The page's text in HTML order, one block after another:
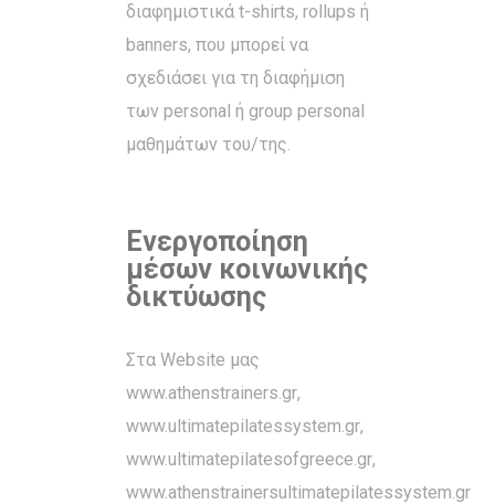
διαφημιστικά t-shirts, rollups ή
banners, που μπορεί να
σχεδιάσει για τη διαφήμιση
των personal ή group personal
μαθημάτων του/της.
Ενεργοποίηση
μέσων κοινωνικής
δικτύωσης
Στα Website μας
www.athenstrainers.gr,
www.ultimatepilatessystem.gr,
www.ultimatepilatesofgreece.gr,
www.athenstrainersultimatepilatessystem.gr